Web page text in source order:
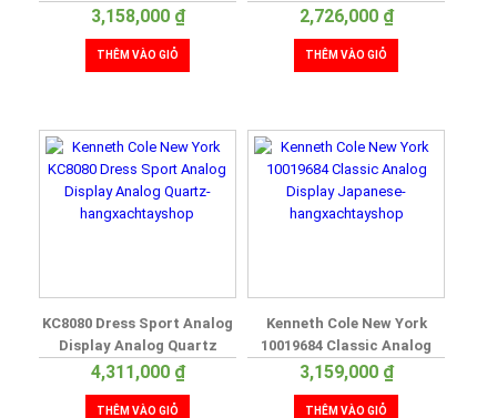
3,158,000 ₫
THÊM VÀO GIỎ
2,726,000 ₫
THÊM VÀO GIỎ
KC8080 Dress Sport Analog
Display Analog Quartz
4,311,000 ₫
THÊM VÀO GIỎ
Kenneth Cole New York
10019684 Classic Analog
Display Japanese
3,159,000 ₫
THÊM VÀO GIỎ